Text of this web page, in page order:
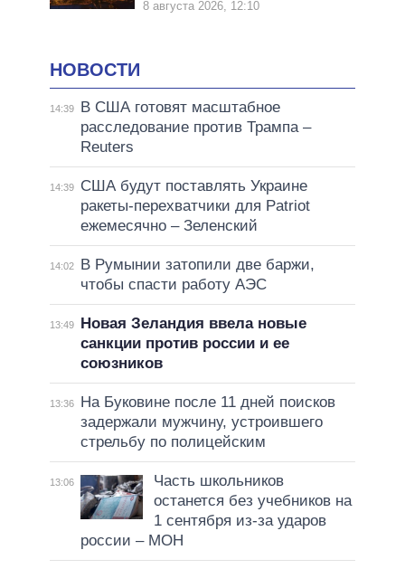
8 августа 2026, 12:10
НОВОСТИ
14:39
В США готовят масштабное
расследование против Трампа –
Reuters
14:39
США будут поставлять Украине
ракеты-перехватчики для Patriot
ежемесячно – Зеленский
14:02
В Румынии затопили две баржи,
чтобы спасти работу АЭС
13:49
Новая Зеландия ввела новые
санкции против россии и ее
союзников
13:36
На Буковине после 11 дней поисков
задержали мужчину, устроившего
стрельбу по полицейским
13:06
Часть школьников
останется без учебников на
1 сентября из-за ударов
россии – МОН